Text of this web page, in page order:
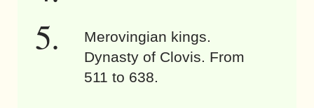
Merovingian kings.
Dynasty of Clovis. From
511 to 638.